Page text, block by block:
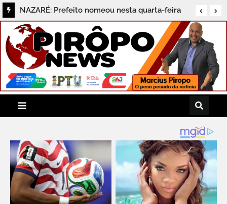
NAZARÉ: Prefeito nomeou nesta quarta-feira
(05) nova gestora de núcleo na Secretaria
Municipal de Saúde